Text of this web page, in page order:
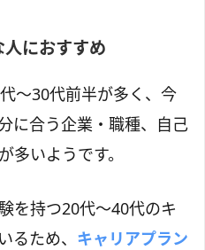
におすすめ
〜30代前半が多く、今
に合う企業・職種、自己
多いようです。
を持つ20代〜40代のキ
るため、 キャリアプラン